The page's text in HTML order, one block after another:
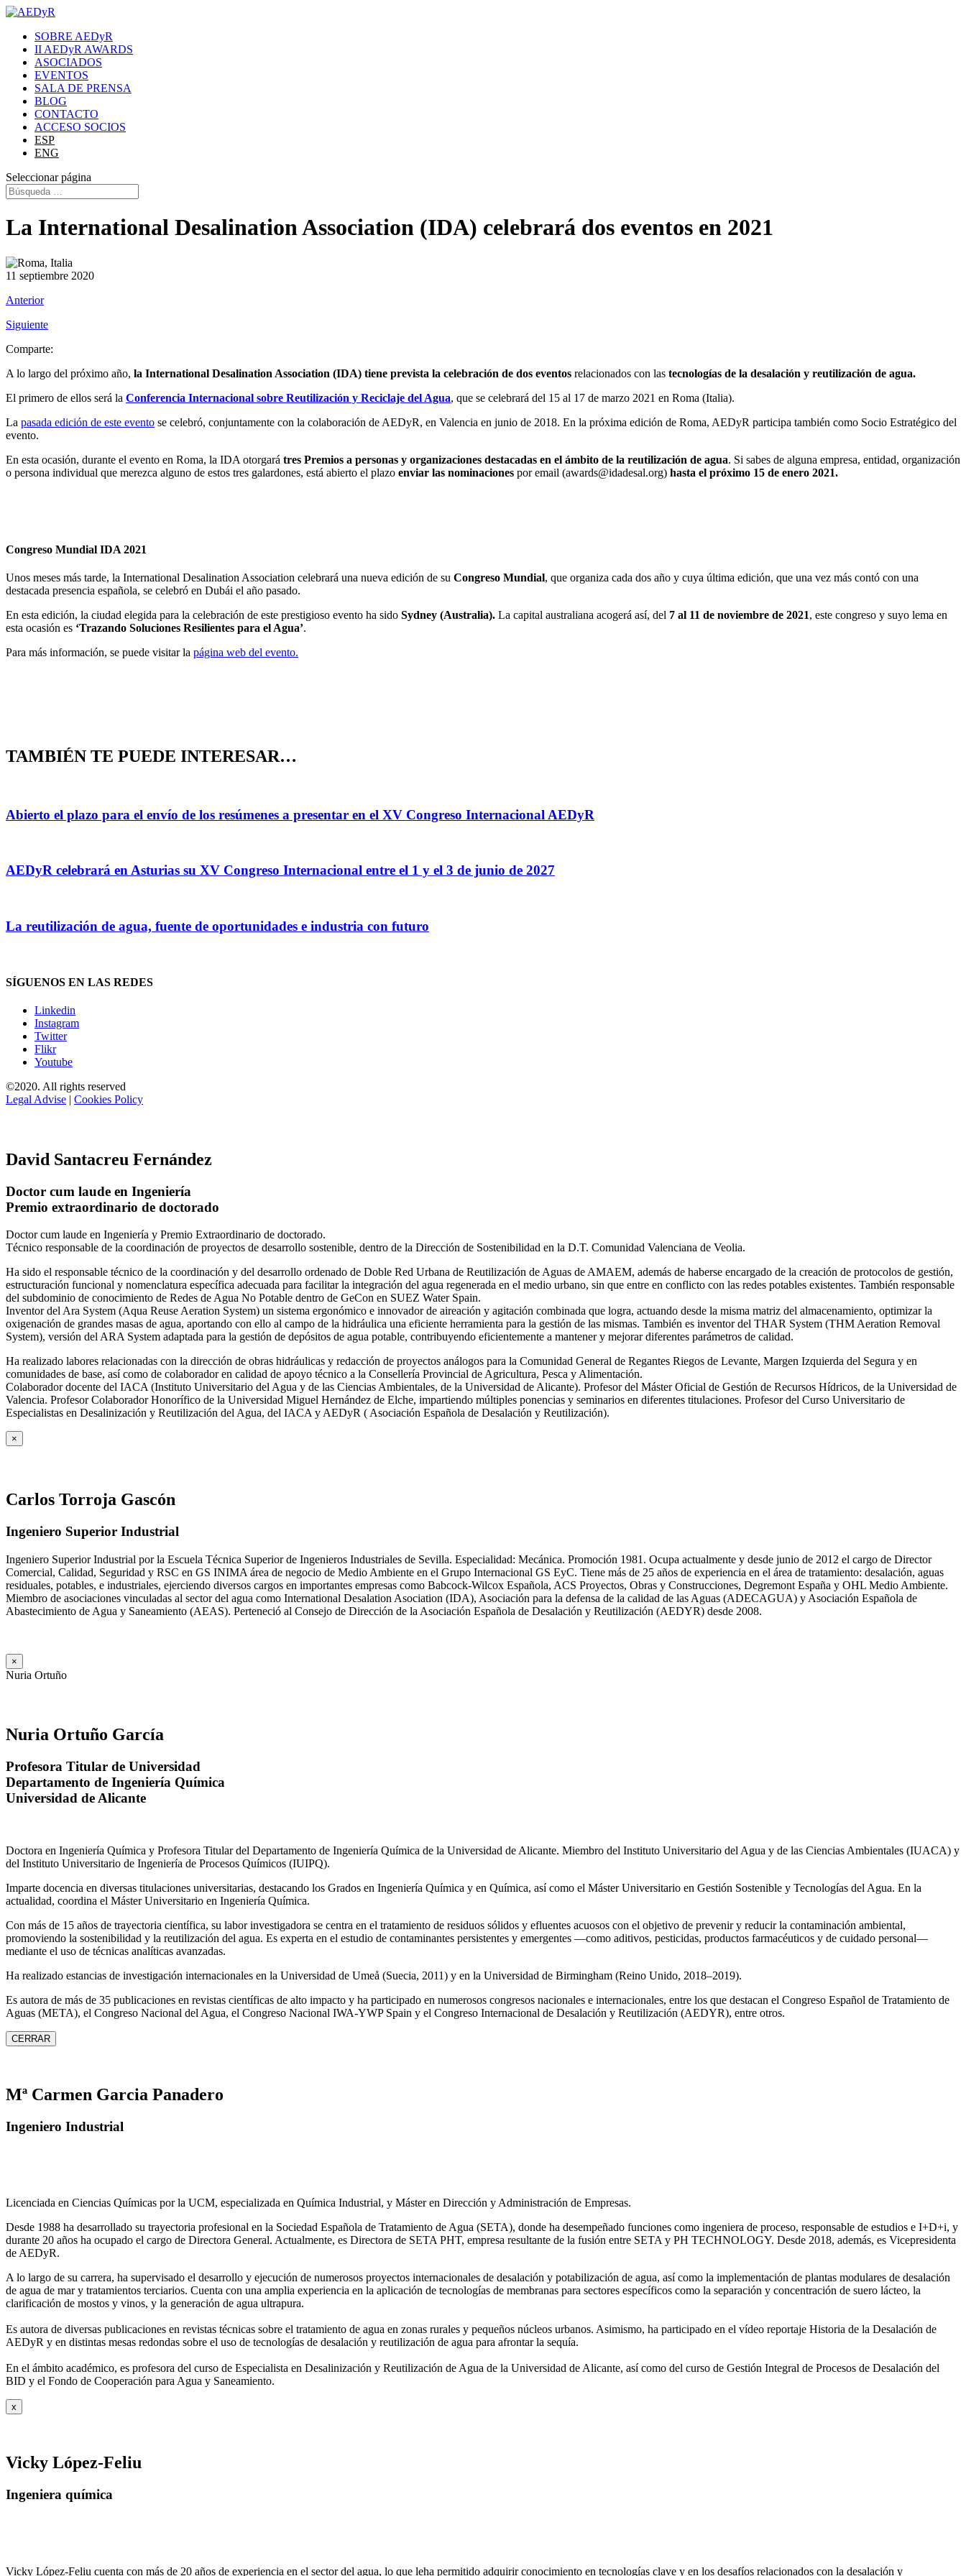
SOBRE AEDyR
II AEDyR AWARDS
ASOCIADOS
EVENTOS
SALA DE PRENSA
BLOG
CONTACTO
ACCESO SOCIOS
ESP
ENG
Seleccionar página
La International Desalination Association (IDA) celebrará dos eventos en 2021
11 septiembre 2020
Anterior
Siguiente
Comparte:
A lo largo del próximo año, la International Desalination Association (IDA) tiene prevista la celebración de dos eventos relacionados con las tecnologías de la desalación y reutilización de agua.
El primero de ellos será la Conferencia Internacional sobre Reutilización y Reciclaje del Agua, que se celebrará del 15 al 17 de marzo 2021 en Roma (Italia).
La pasada edición de este evento se celebró, conjuntamente con la colaboración de AEDyR, en Valencia en junio de 2018. En la próxima edición de Roma, AEDyR participa también como Socio Estratégico del
evento.
En esta ocasión, durante el evento en Roma, la IDA otorgará tres Premios a personas y organizaciones destacadas en el ámbito de la reutilización de agua. Si sabes de alguna empresa, entidad, organización
o persona individual que merezca alguno de estos tres galardones, está abierto el plazo enviar las nominaciones por email (awards@idadesal.org) hasta el próximo 15 de enero 2021.
Congreso Mundial IDA 2021
Unos meses más tarde, la International Desalination Association celebrará una nueva edición de su Congreso Mundial, que organiza cada dos año y cuya última edición, que una vez más contó con una
destacada presencia española, se celebró en Dubái el año pasado.
En esta edición, la ciudad elegida para la celebración de este prestigioso evento ha sido Sydney (Australia). La capital australiana acogerá así, del 7 al 11 de noviembre de 2021, este congreso y suyo lema en
esta ocasión es ‘Trazando Soluciones Resilientes para el Agua’.
Para más información, se puede visitar la página web del evento.
TAMBIÉN TE PUEDE INTERESAR…
Abierto el plazo para el envío de los resúmenes a presentar en el XV Congreso Internacional AEDyR
AEDyR celebrará en Asturias su XV Congreso Internacional entre el 1 y el 3 de junio de 2027
La reutilización de agua, fuente de oportunidades e industria con futuro
SÍGUENOS EN LAS REDES
Linkedin
Instagram
Twitter
Flikr
Youtube
©2020. All rights reserved
Legal Advise | Cookies Policy
David Santacreu Fernández
Doctor cum laude en Ingeniería
Premio extraordinario de doctorado
Doctor cum laude en Ingeniería y Premio Extraordinario de doctorado.
Técnico responsable de la coordinación de proyectos de desarrollo sostenible, dentro de la Dirección de Sostenibilidad en la D.T. Comunidad Valenciana de Veolia.
Ha sido el responsable técnico de la coordinación y del desarrollo ordenado de Doble Red Urbana de Reutilización de Aguas de AMAEM, además de haberse encargado de la creación de protocolos de gestión,
estructuración funcional y nomenclatura específica adecuada para facilitar la integración del agua regenerada en el medio urbano, sin que entre en conflicto con las redes potables existentes. También responsable
del subdominio de conocimiento de Redes de Agua No Potable dentro de GeCon en SUEZ Water Spain.
Inventor del Ara System (Aqua Reuse Aeration System) un sistema ergonómico e innovador de aireación y agitación combinada que logra, actuando desde la misma matriz del almacenamiento, optimizar la
oxigenación de grandes masas de agua, aportando con ello al campo de la hidráulica una eficiente herramienta para la gestión de las mismas. También es inventor del THAR System (THM Aeration Removal
System), versión del ARA System adaptada para la gestión de depósitos de agua potable, contribuyendo eficientemente a mantener y mejorar diferentes parámetros de calidad.
Ha realizado labores relacionadas con la dirección de obras hidráulicas y redacción de proyectos análogos para la Comunidad General de Regantes Riegos de Levante, Margen Izquierda del Segura y en
comunidades de base, así como de colaborador en calidad de apoyo técnico a la Consellería Provincial de Agricultura, Pesca y Alimentación.
Colaborador docente del IACA (Instituto Universitario del Agua y de las Ciencias Ambientales, de la Universidad de Alicante). Profesor del Máster Oficial de Gestión de Recursos Hídricos, de la Universidad de
Valencia. Profesor Colaborador Honorífico de la Universidad Miguel Hernández de Elche, impartiendo múltiples ponencias y seminarios en diferentes titulaciones. Profesor del Curso Universitario de
Especialistas en Desalinización y Reutilización del Agua, del IACA y AEDyR ( Asociación Española de Desalación y Reutilización).
×
Carlos Torroja Gascón
Ingeniero Superior Industrial
Ingeniero Superior Industrial por la Escuela Técnica Superior de Ingenieros Industriales de Sevilla. Especialidad: Mecánica. Promoción 1981. Ocupa actualmente y desde junio de 2012 el cargo de Director
Comercial, Calidad, Seguridad y RSC en GS INIMA área de negocio de Medio Ambiente en el Grupo Internacional GS EyC. Tiene más de 25 años de experiencia en el área de tratamiento: desalación, aguas
residuales, potables, e industriales, ejerciendo diversos cargos en importantes empresas como Babcock-Wilcox Española, ACS Proyectos, Obras y Construcciones, Degremont España y OHL Medio Ambiente.
Miembro de asociaciones vinculadas al sector del agua como International Desalation Asociation (IDA), Asociación para la defensa de la calidad de las Aguas (ADECAGUA) y Asociación Española de
Abastecimiento de Agua y Saneamiento (AEAS). Perteneció al Consejo de Dirección de la Asociación Española de Desalación y Reutilización (AEDYR) desde 2008.
×
Nuria Ortuño
Nuria Ortuño García
Profesora Titular de Universidad
Departamento de Ingeniería Química
Universidad de Alicante
Doctora en Ingeniería Química y Profesora Titular del Departamento de Ingeniería Química de la Universidad de Alicante. Miembro del Instituto Universitario del Agua y de las Ciencias Ambientales (IUACA) y
del Instituto Universitario de Ingeniería de Procesos Químicos (IUIPQ).
Imparte docencia en diversas titulaciones universitarias, destacando los Grados en Ingeniería Química y en Química, así como el Máster Universitario en Gestión Sostenible y Tecnologías del Agua. En la
actualidad, coordina el Máster Universitario en Ingeniería Química.
Con más de 15 años de trayectoria científica, su labor investigadora se centra en el tratamiento de residuos sólidos y efluentes acuosos con el objetivo de prevenir y reducir la contaminación ambiental,
promoviendo la sostenibilidad y la reutilización del agua. Es experta en el estudio de contaminantes persistentes y emergentes —como aditivos, pesticidas, productos farmacéuticos y de cuidado personal—
mediante el uso de técnicas analíticas avanzadas.
Ha realizado estancias de investigación internacionales en la Universidad de Umeå (Suecia, 2011) y en la Universidad de Birmingham (Reino Unido, 2018–2019).
Es autora de más de 35 publicaciones en revistas científicas de alto impacto y ha participado en numerosos congresos nacionales e internacionales, entre los que destacan el Congreso Español de Tratamiento de
Aguas (META), el Congreso Nacional del Agua, el Congreso Nacional IWA‑YWP Spain y el Congreso Internacional de Desalación y Reutilización (AEDYR), entre otros.
CERRAR
Mª Carmen Garcia Panadero
Ingeniero Industrial
Licenciada en Ciencias Químicas por la UCM, especializada en Química Industrial, y Máster en Dirección y Administración de Empresas.
Desde 1988 ha desarrollado su trayectoria profesional en la Sociedad Española de Tratamiento de Agua (SETA), donde ha desempeñado funciones como ingeniera de proceso, responsable de estudios e I+D+i, y
durante 20 años ha ocupado el cargo de Directora General. Actualmente, es Directora de SETA PHT, empresa resultante de la fusión entre SETA y PH TECHNOLOGY. Desde 2018, además, es Vicepresidenta
de AEDyR.
A lo largo de su carrera, ha supervisado el desarrollo y ejecución de numerosos proyectos internacionales de desalación y potabilización de agua, así como la implementación de plantas modulares de desalación
de agua de mar y tratamientos terciarios. Cuenta con una amplia experiencia en la aplicación de tecnologías de membranas para sectores específicos como la separación y concentración de suero lácteo, la
clarificación de mostos y vinos, y la generación de agua ultrapura.
Es autora de diversas publicaciones en revistas técnicas sobre el tratamiento de agua en zonas rurales y pequeños núcleos urbanos. Asimismo, ha participado en el vídeo reportaje Historia de la Desalación de
AEDyR y en distintas mesas redondas sobre el uso de tecnologías de desalación y reutilización de agua para afrontar la sequía.
En el ámbito académico, es profesora del curso de Especialista en Desalinización y Reutilización de Agua de la Universidad de Alicante, así como del curso de Gestión Integral de Procesos de Desalación del
BID y el Fondo de Cooperación para Agua y Saneamiento.
x
Vicky López-Feliu
Ingeniera química
Vicky López-Feliu cuenta con más de 20 años de experiencia en el sector del agua, lo que leha permitido adquirir conocimiento en tecnologías clave y en los desafíos relacionados con la desalación y